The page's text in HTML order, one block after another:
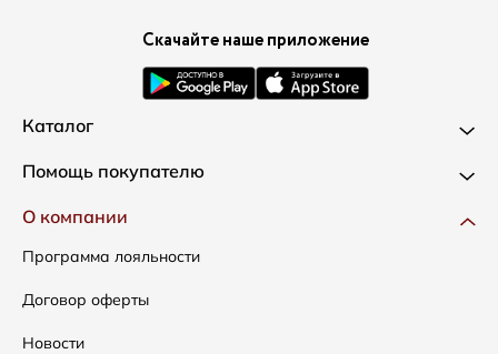
Скачайте наше приложение
Каталог
Новинки
Одежда
Сумки
Аксессуары
Распродажа
Помощь покупателю
Доставка и оплата
Как оформить заказ
Условия возвратов
Таблица размеров
О компании
Программа лояльности
Договор оферты
Новости